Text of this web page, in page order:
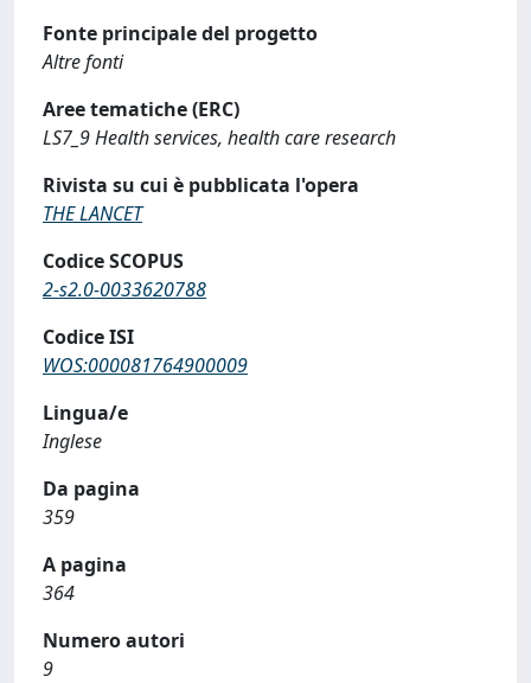
Fonte principale del progetto
Altre fonti
Aree tematiche (ERC)
LS7_9 Health services, health care research
Rivista su cui è pubblicata l'opera
THE LANCET
Codice SCOPUS
2-s2.0-0033620788
Codice ISI
WOS:000081764900009
Lingua/e
Inglese
Da pagina
359
A pagina
364
Numero autori
9